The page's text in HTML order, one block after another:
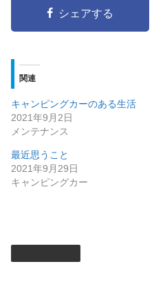
シェアする
関連
キャンピングカーのある生活
2021年9月2日
メンテナンス
最近思うこと
2021年9月29日
キャンピングカー